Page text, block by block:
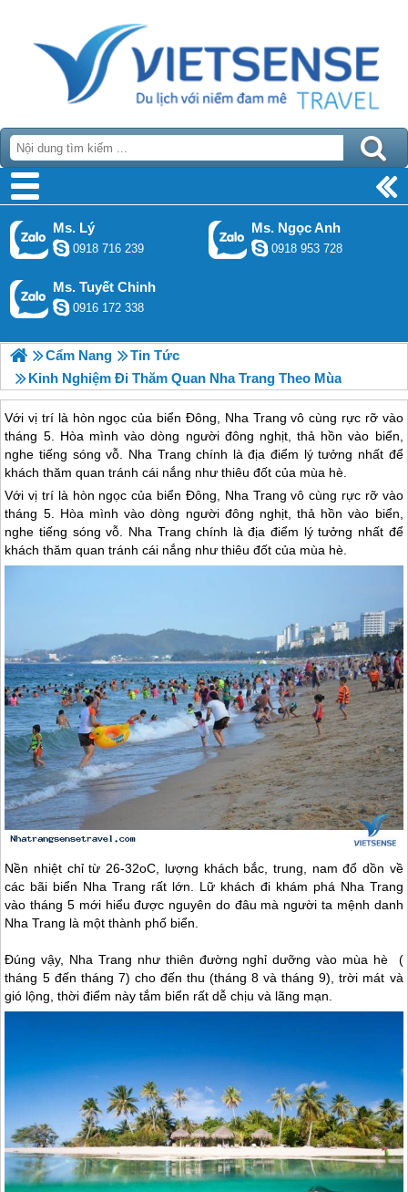
Ms. Lý
0918 716 239
Ms. Ngọc Anh
0918 953 728
Ms. Tuyết Chinh
0916 172 338
Cẩm Nang
Tin Tức
Kinh Nghiệm Đi Thăm Quan Nha Trang Theo Mùa
Với vị trí là hòn ngọc của biển Đông, Nha Trang vô cùng rực rỡ vào
tháng 5. Hòa mình vào dòng người đông nghịt, thả hồn vào biển,
nghe tiếng sóng vỗ. Nha Trang chính là địa điểm lý tưởng nhất để
khách thăm quan tránh cái nắng như thiêu đốt của mùa hè.
Với vị trí là hòn ngọc của biển Đông, Nha Trang vô cùng rực rỡ vào
tháng 5. Hòa mình vào dòng người đông nghịt, thả hồn vào biển,
nghe tiếng sóng vỗ. Nha Trang chính là địa điểm lý tưởng nhất để
khách thăm quan tránh cái nắng như thiêu đốt của mùa hè.
Nền nhiệt chỉ từ 26-32oC, lượng khách bắc, trung, nam đổ dồn về
các bãi biển Nha Trang rất lớn. Lữ khách đi khám phá Nha Trang
vào tháng 5 mới hiểu được nguyên do đâu mà người ta mệnh danh
Nha Trang là một thành phố biển.
Đúng vậy, Nha Trang như thiên đường nghỉ dưỡng vào mùa hè (
tháng 5 đến tháng 7) cho đến thu (tháng 8 và tháng 9), trời mát và
gió lộng, thời điểm này tắm biển rất dễ chịu và lãng mạn.